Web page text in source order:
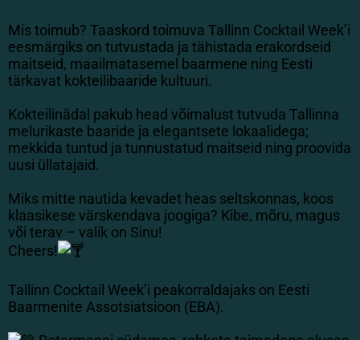
Mis toimub? Taaskord toimuva Tallinn Cocktail Week’i
eesmärgiks on tutvustada ja tähistada erakordseid
maitseid, maailmatasemel baarmene ning Eesti
tärkavat kokteilibaaride kultuuri.
Kokteilinädal pakub head võimalust tutvuda Tallinna
melurikaste baaride ja elegantsete lokaalidega;
mekkida tuntud ja tunnustatud maitseid ning proovida
uusi üllatajaid.
Miks mitte nautida kevadet heas seltskonnas, koos
klaasikese värskendava joogiga? Kibe, mõru, magus
või terav – valik on Sinu!
Cheers!
Tallinn Cocktail Week’i peakorraldajaks on Eesti
Baarmenite Assotsiatsioon (EBA).